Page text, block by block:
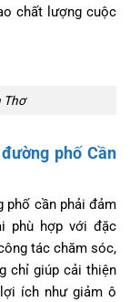
chất lượng cuộc
Thơ
phố Cần
phố cần phải đảm
phù hợp với đặc
tác chăm sóc,
chỉ giúp cải thiện
ích như giảm ô